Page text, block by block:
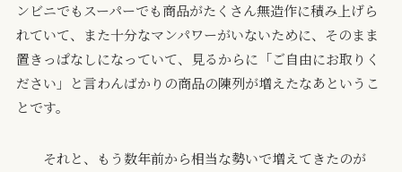
ンビニでもスーパーでも商品がたくさん無造作に積み上げら
れていて、また十分なマンパワーがいないために、そのまま
置きっぱなしになっていて、見るからに「ご自由にお取りく
ださい」と言わんばかりの商品の陳列が増えたなあというこ
とです。
それと、もう数年前から相当な勢いで増えてきたのが